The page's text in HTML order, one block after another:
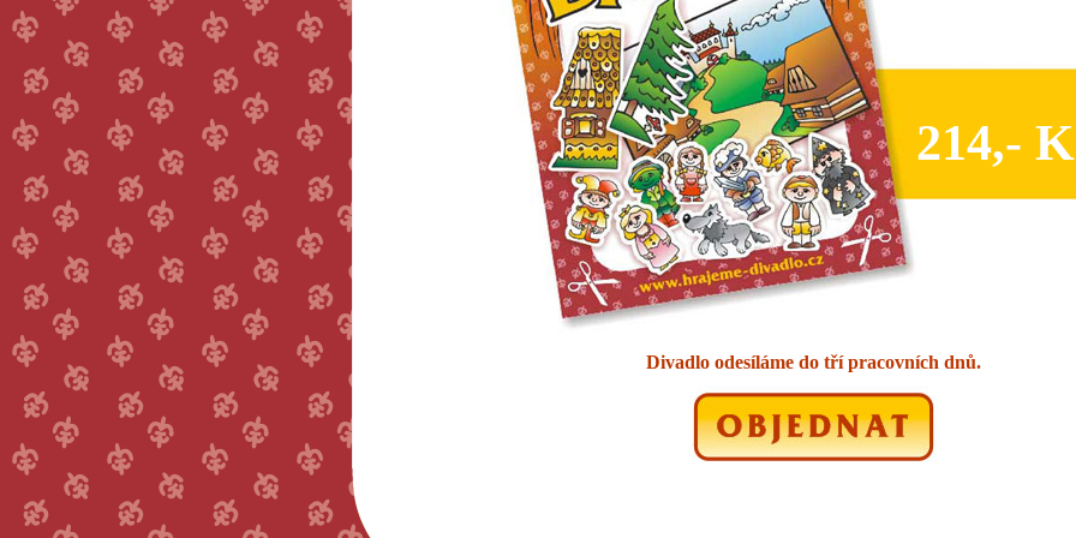
214,-
Divadlo odesíláme do tří pracovních dnů.